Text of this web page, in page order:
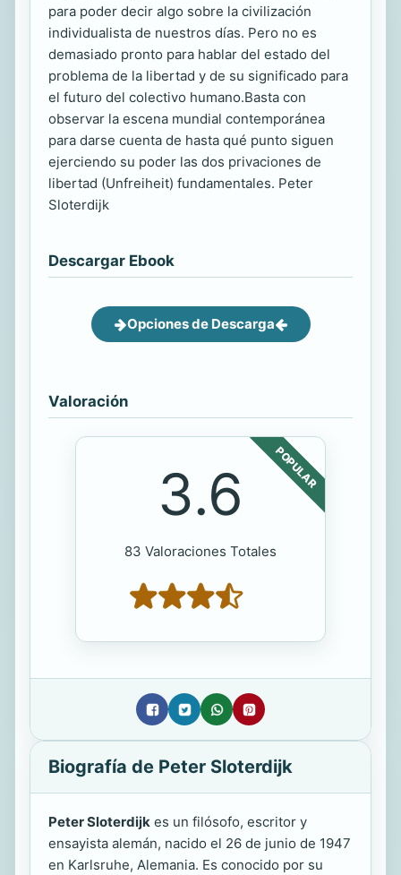
para poder decir algo sobre la civilización
individualista de nuestros días. Pero no es
demasiado pronto para hablar del estado del
problema de la libertad y de su significado para
el futuro del colectivo humano.Basta con
observar la escena mundial contemporánea
para darse cuenta de hasta qué punto siguen
ejerciendo su poder las dos privaciones de
libertad (Unfreiheit) fundamentales. Peter
Sloterdijk
Descargar Ebook
Opciones de Descarga
Valoración
POPULAR
3.6
83 Valoraciones Totales
Biografía de Peter Sloterdijk
Peter Sloterdijk es un filósofo, escritor y
ensayista alemán, nacido el 26 de junio de 1947
en Karlsruhe, Alemania. Es conocido por su